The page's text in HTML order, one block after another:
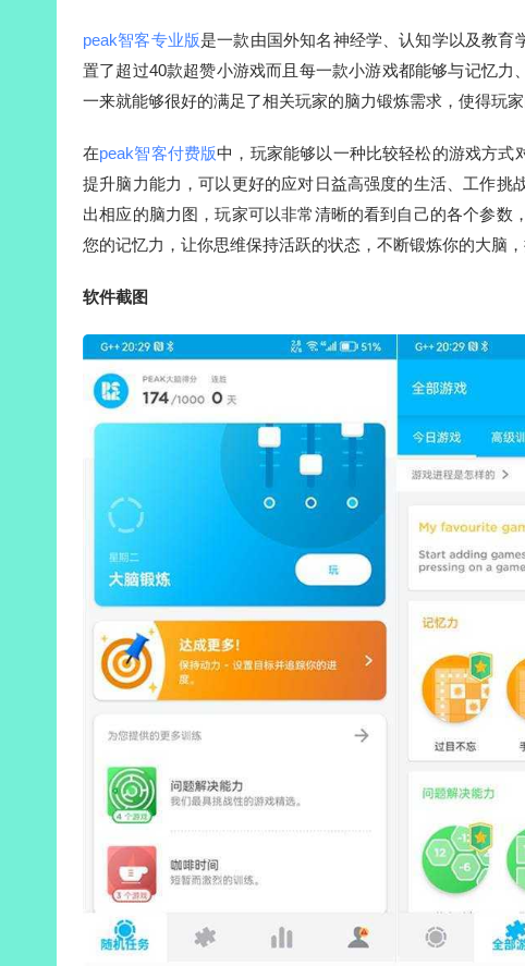
peak智客专业版是一款由国外知名神经学、认知学以及教
置了超过40款超赞小游戏而且每一款小游戏都能够与记忆
一来就能够很好的满足了相关玩家的脑力锻炼需求，使得玩家
在peak智客付费版中，玩家能够以一种比较轻松的游戏方式
提升脑力能力，可以更好的应对日益高强度的生活、工作挑
出相应的脑力图，玩家可以非常清晰的看到自己的各个参数
您的记忆力，让你思维保持活跃的状态，不断锻炼你的大脑
软件截图